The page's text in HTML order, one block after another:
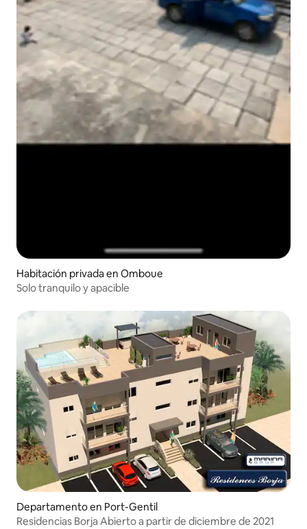
Habitación privada en Omboue
Solo tranquilo y apacible
Departamento en Port-Gentil
Residencias Borja Abierto a partir de diciembre de 2021